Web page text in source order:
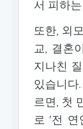
서 피하
또한, 외
교, 결혼
지나친
있습니
르면, 첫
로 '전 연